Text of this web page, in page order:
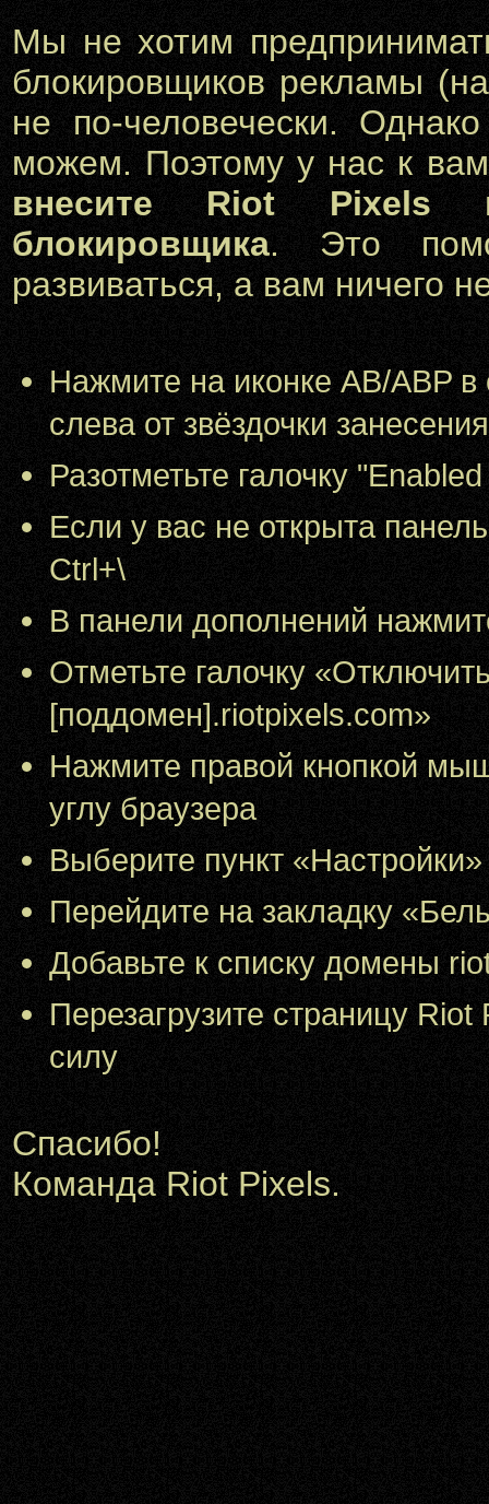
Мы не хотим
блокировщиков рекламы
не по-человечески.
можем. Поэтому у нас к
внесите Riot Pixels
блокировщика. Это
развиваться, а вам ничего
Нажмите на иконке AB/ABP в
слева от звёздочки
Разотметьте галочку
Если у вас не открыта
Ctrl+\
В панели дополнений
Отметьте галочку
[поддомен].riotpixels.com»
Нажмите правой кнопкой
углу браузера
Выберите пункт «Настройки»
Перейдите на закладку
Добавьте к списку домены
Перезагрузите страницу
силу
Спасибо!
Команда Riot Pixels.